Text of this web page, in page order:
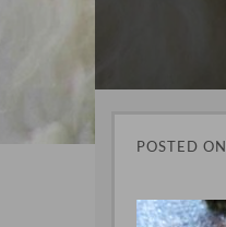
POSTED ON